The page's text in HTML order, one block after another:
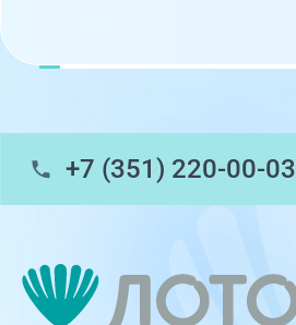
+7 (351) 220-00-03